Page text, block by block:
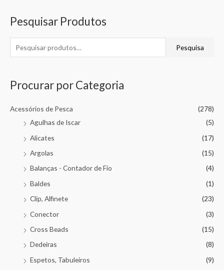
Pesquisar Produtos
Pesquisa
Procurar por Categoria
Acessórios de Pesca
(278)
Agulhas de Iscar
(5)
Alicates
(17)
Argolas
(15)
Balanças - Contador de Fio
(4)
Baldes
(1)
Clip, Alfinete
(23)
Conector
(3)
Cross Beads
(15)
Dedeiras
(8)
Espetos, Tabuleiros
(9)